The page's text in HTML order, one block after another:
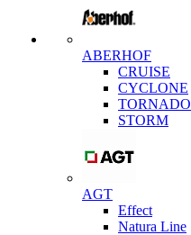
ABERHOF
CRUISE
CYCLONE
TORNADO
STORM
AGT
Effect
Natura Line